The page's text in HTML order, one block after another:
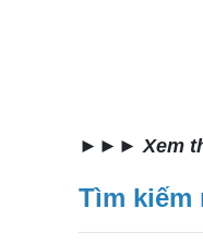
►►► Xem
Tìm kiếm